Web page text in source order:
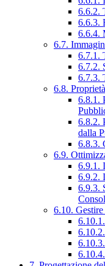
6.6.2.
6.6.3.
6.6.4.
6.7.
6.7.1.
6.7.2.
6.7.3.
6.8.
6.8.1.
6.8.2.
dalla
6.8.3.
6.9.
6.9.1.
6.9.2.
6.9.3.
6.10.